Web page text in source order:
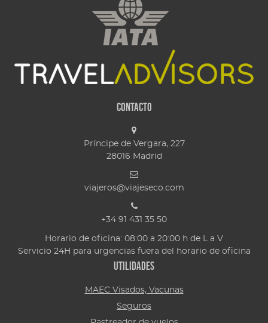
Contacto
Príncipe de Vergara, 227
28016 Madrid
viajeros@viajeseco.com
+34 91 431 35 50
Horario de oficina: 08:00 a 20:00 h de L a V
Servicio 24H para urgencias fuera del horario de oficina
Utilidades
MAEC Visados, Vacunas
Seguros